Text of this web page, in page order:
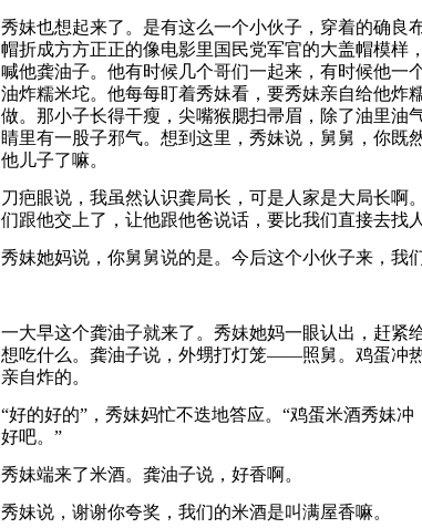
秀妹也想起来了。是有这么一个小伙子，穿着的确良
帽折成方方正正的像电影里国民党军官的大盖帽模样
喊他龚油子。他有时候几个哥们一起来，有时候他一
油炸糯米坨。他每每盯着秀妹看，要秀妹亲自给他炸
做。那小子长得干瘦，尖嘴猴腮扫帚眉，除了油里油
睛里有一股子邪气。想到这里，秀妹说，舅舅，你既
他儿子了嘛。
刀疤眼说，我虽然认识龚局长，可是人家是大局长啊
们跟他交上了，让他跟他爸说话，要比我们直接去找
秀妹她妈说，你舅舅说的是。今后这个小伙子来，我
一大早这个龚油子就来了。秀妹她妈一眼认出，赶紧
想吃什么。龚油子说，外甥打灯笼——照舅。鸡蛋冲
亲自炸的。
“好的好的”，秀妹妈忙不迭地答应。“鸡蛋米酒秀妹
好吧。”
秀妹端来了米酒。龚油子说，好香啊。
秀妹说，谢谢你夸奖，我们的米酒是叫满屋香嘛。